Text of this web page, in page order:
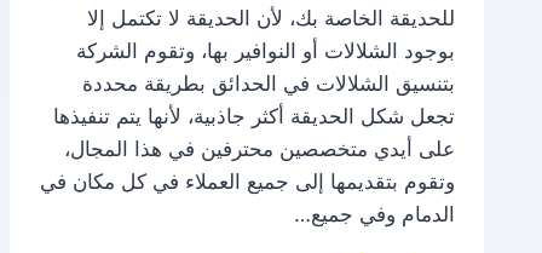
للحديقة الخاصة بك، لأن الحديقة لا تكتمل إلا
بوجود الشلالات أو النوافير بها، وتقوم الشركة
بتنسيق الشلالات في الحدائق بطريقة محددة
تجعل شكل الحديقة أكثر جاذبية، لأنها يتم تنفيذها
على أيدي متخصصين محترفين في هذا المجال،
وتقوم بتقديمها إلى جميع العملاء في كل مكان في
الدمام وفي جميع…